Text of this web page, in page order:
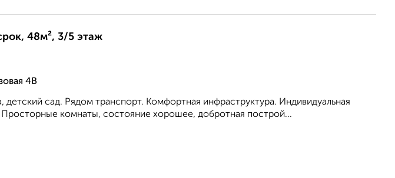
48м², 3/5 этаж
4В
детский сад. Рядом транспорт. Комфортная инфраструктура. Индивидуальная
Просторные комнаты, состояние хорошее, добротная построй...